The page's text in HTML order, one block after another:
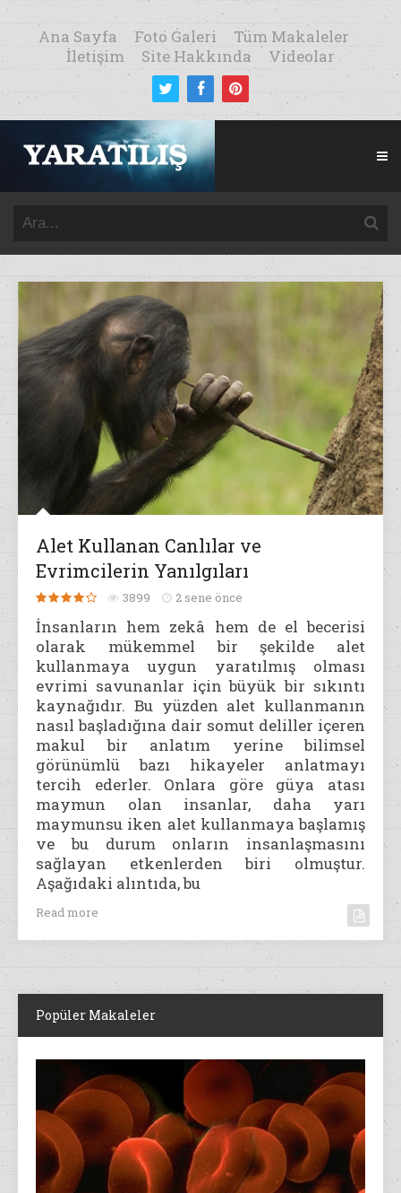
Ana Sayfa Foto Galeri
Tüm Makaleler
İletişim
Site Hakkında Videolar
Alet Kullanan Canlılar ve
Evrimcilerin Yanılgıları
3899 2 sene önce
İnsanların hem zekâ hem de el becerisi
olarak mükemmel bir şekilde alet
kullanmaya uygun yaratılmış olması
evrimi savunanlar için büyük bir sıkıntı
kaynağıdır. Bu yüzden alet kullanmanın
nasıl başladığına dair somut deliller içeren
makul bir anlatım yerine bilimsel
görünümlü bazı hikayeler anlatmayı
tercih ederler. Onlara göre güya atası
maymun olan insanlar, daha yarı
maymunsu iken alet kullanmaya başlamış
ve bu durum onların insanlaşmasını
sağlayan etkenlerden biri olmuştur.
Aşağıdaki alıntıda, bu
Read more
Popüler Makaleler